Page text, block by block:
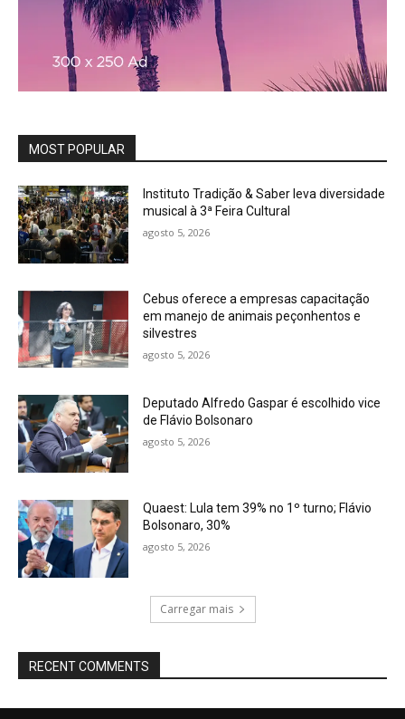
MOST POPULAR
Instituto Tradição & Saber leva diversidade
musical à 3ª Feira Cultural
agosto 5, 2026
Cebus oferece a empresas capacitação
em manejo de animais peçonhentos e
silvestres
agosto 5, 2026
Deputado Alfredo Gaspar é escolhido vice
de Flávio Bolsonaro
agosto 5, 2026
Quaest: Lula tem 39% no 1º turno; Flávio
Bolsonaro, 30%
agosto 5, 2026
Carregar mais
RECENT COMMENTS